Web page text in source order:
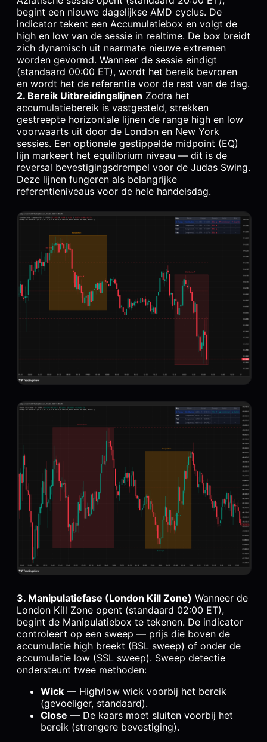
begint een nieuwe dagelijkse AMD cyclus. De
indicator tekent een Accumulatiebox en volgt de
high en low van de sessie in realtime. De box breidt
zich dynamisch uit naarmate nieuwe extremen
worden gevormd. Wanneer de sessie eindigt
(standaard 00:00 ET), wordt het bereik bevroren
en wordt het de referentie voor de rest van de dag.
2. Bereik Uitbreidingslijnen Zodra het
accumulatiebereik is vastgesteld, strekken
gestreepte horizontale lijnen de range high en low
voorwaarts uit door de London en New York
sessies. Een optionele gestippelde midpoint (EQ)
lijn markeert het equilibrium niveau — dit is de
reversal bevestigingsdrempel voor de Judas Swing.
Deze lijnen fungeren als belangrijke
referentieniveaus voor de hele handelsdag.
3. Manipulatiefase (London Kill Zone) Wanneer de
London Kill Zone opent (standaard 02:00 ET),
begint de Manipulatiebox te tekenen. De indicator
controleert op een sweep — prijs die boven de
accumulatie high breekt (BSL sweep) of onder de
accumulatie low (SSL sweep). Sweep detectie
ondersteunt twee methoden:
Wick — High/low wick voorbij het bereik
(gevoeliger, standaard).
Close — De kaars moet sluiten voorbij het
bereik (strengere bevestiging).